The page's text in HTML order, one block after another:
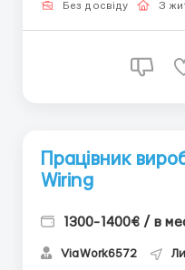
Без досвіду З
Працівник
Wiring
1300-1400€ / в
ViaWork6572